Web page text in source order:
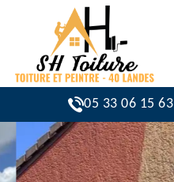
05 33 06 15 63